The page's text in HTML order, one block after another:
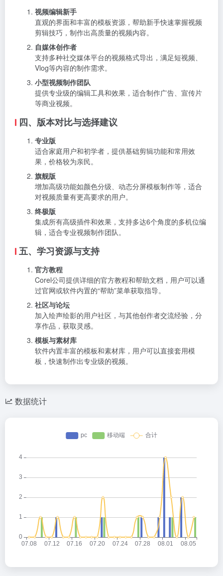
视频编辑新手
直观的界面和丰富的模板资源，帮助新手快速掌握视频
剪辑技巧，制作出高质量的视频内容。
自媒体创作者
支持多种社交媒体平台的视频格式导出，满足短视频、
Vlog等内容的制作需求。
小型视频制作团队
提供专业级的编辑工具和效果，适合制作广告、宣传片
等商业视频。
四、版本对比与选择建议
专业版
适合家庭用户和初学者，提供基础剪辑功能和常用效
果，价格较为亲民。
旗舰版
增加高级功能如颜色分级、动态分屏模板制作等，适合
对视频质量有更高要求的用户。
终极版
集成所有高级插件和效果，支持多达6个角度的多机位编
辑，适合专业视频制作团队。
五、学习资源与支持
官方教程
Corel公司提供详细的官方教程和帮助文档，用户可以通
过官网或软件内置的“帮助”菜单获取指导。
社区与论坛
加入绘声绘影的用户社区，与其他创作者交流经验，分
享作品，获取灵感。
模板与素材库
软件内置丰富的模板和素材库，用户可以直接套用模
板，快速制作出专业级的视频。
数据统计